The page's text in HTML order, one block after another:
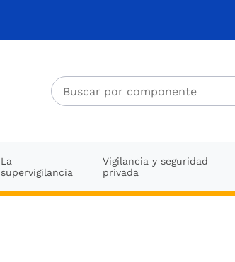
La
supervigilancia
Vigilancia y seguridad
privada